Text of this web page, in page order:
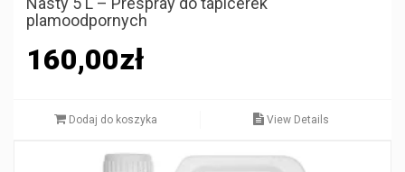
plamoodpornych
160,00zł
Dodaj do koszyka View Details